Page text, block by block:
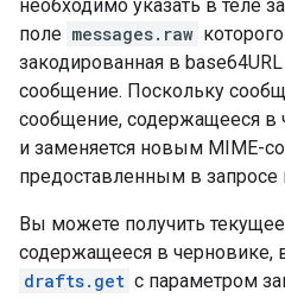
необходимо указать в теле
поле messages.raw
закодированная в
сообщение. Поскольку
сообщение, содержащееся в
и заменяется новым MIME-
предоставленным в запросе
Вы можете получить
содержащееся в черновике,
drafts.get с параметром